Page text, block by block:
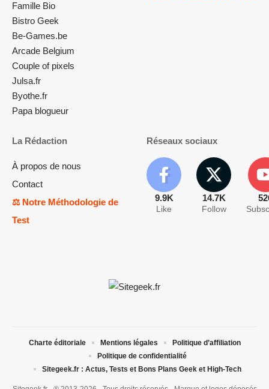
Famille Bio
Bistro Geek
Be-Games.be
Arcade Belgium
Couple of pixels
Julsa.fr
Byothe.fr
Papa blogueur
La Rédaction
À propos de nous
Contact
⚖️ Notre Méthodologie de
Test
Réseaux sociaux
9.9K
Like
14.7K
Follow
Charte éditoriale Mentions légales
Politique d’affiliation
Politique de confidentialité
Sitegeek.fr : Actus, Tests et Bons Plans Geek et High-Tech